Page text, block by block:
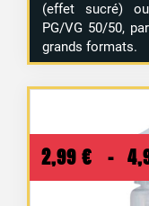
(effet sucré)
PG/VG 50/50,
grands formats.
2,99 € –